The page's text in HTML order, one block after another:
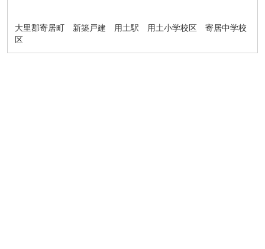
大里郡寄居町 新築戸建 用土駅 用土小学校区 寄居中学校
区